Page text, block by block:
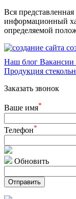
Вся
информационный
определяемой
Наш блог Вакансии
Продукция
Заказать звонок
Ваше имя*
Телефон*
Обновить